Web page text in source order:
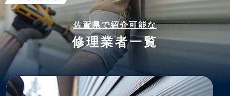
佐賀県で紹介可能な
修理業者一覧